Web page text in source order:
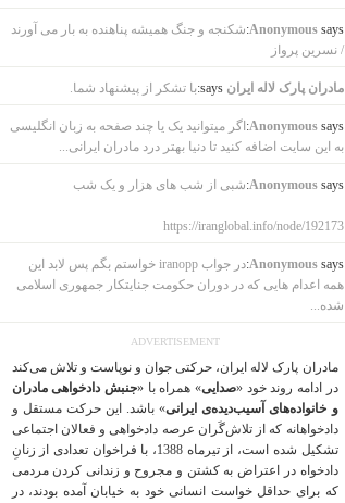
Anonymoussays:
شکنجه و جنگ همیشه پناهنده به بار می آورند
/ نسرین پرواز
مادران پارک لاله ایران says: با تشکر از پیشنهاد شما.
Anonymoussays:
اگر میتوانید یک یا چند صفحه به زبان انگلیسی
به این سایت اضافه کنید تا دنیا بهتر درد مادران ایرانی...
Anonymoussays: شبی از شب های هزار و یک شب
https://iranglobal.info/node/192173
Anonymoussays:
در جواب iranopp خواستم بگم پس لابد این
همه اعدام هایی که در دوران حکومت جنایتکار جمهوری اسلامی
شده...
ADVERTISEMENT
مادران پارک لاله ایران، حرکتی جوان و نوپاست و تلاش می‌کند
در ادامه روند خود «صدایی» همراه با «جنبش دادخواهی مادران
و خانواده‌های آسیب‌دیده‌ی ایرانی» باشد. این حرکت مستقل و
دادخواهانه که از تلاش‌گَران عرصه دادخواهی و فعالان اجتماعی
تشکیل شده است، از تیرماه 1388، با فراخوان تعدادی از زنانِ
دادخواه در اعتراض به کشتن و مجروح و زندانی کردن مردمی
که برای حداقل خواست انسانی خود به خیابان آمده بودند، در